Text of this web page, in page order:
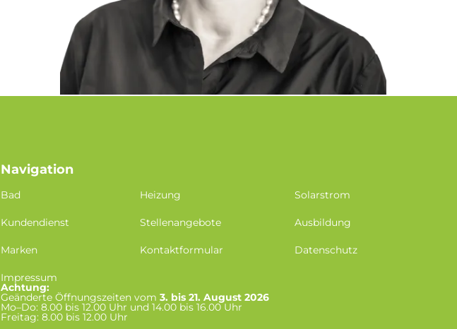
Navigation
Bad Heizung Solarstrom
Kundendienst Stellenangebote Ausbildung
Marken Kontaktformular Datenschutz
Impressum
Achtung:
Geänderte Öffnungszeiten vom 3. bis 21. August 2026
Mo–Do: 8.00 bis 12.00 Uhr und 14.00 bis 16.00 Uhr
Freitag: 8.00 bis 12.00 Uhr